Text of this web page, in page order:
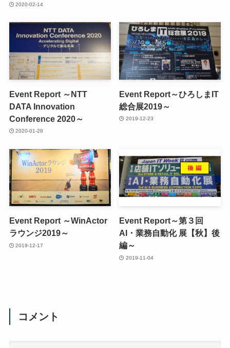
2020-02-14
Event Report ～NTT
DATA Innovation
Conference 2020～
2020-01-28
Event Report～ひろしまIT
総合展2019～
2019-12-23
Event Report ～WinActor
ラウンジ2019～
2019-12-17
Event Report～第３回
AI・業務自動化 展【秋】後
編～
2019-11-04
コメント